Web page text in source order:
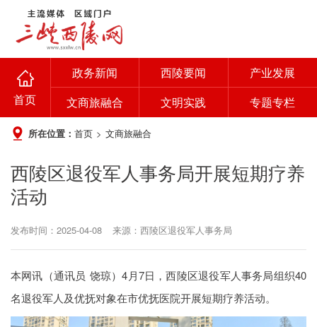
首页
政务新闻 西陵要闻
产业发展
文商旅融合
文明实践 专题专栏
所在位置： 首页 > 文商旅融合
西陵区退役军人事务局开展短期疗养
活动
发布时间：2025-04-08 来源：西陵区退役军人事务局
本网讯（通讯员 饶琼）4月7日，西陵区退役军人事务局组织40
名退役军人及优抚对象在市优抚医院开展短期疗养活动。